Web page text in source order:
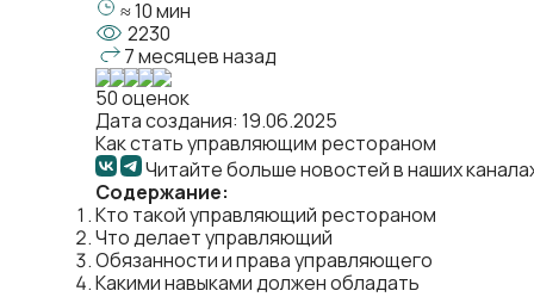
≈ 10 мин
2230
7 месяцев назад
50 оценок
Дата создания: 19.06.2025
Как стать управляющим рестораном
Читайте больше новостей в наших
Содержание:
Кто такой управляющий рестораном
Что делает управляющий
Обязанности и права управляющего
Какими навыками должен обладать